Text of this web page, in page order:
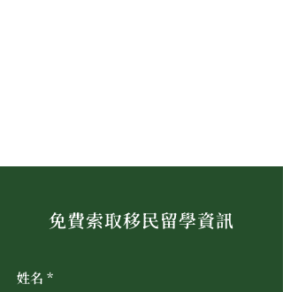
免費索取移民留學資訊
姓名 *